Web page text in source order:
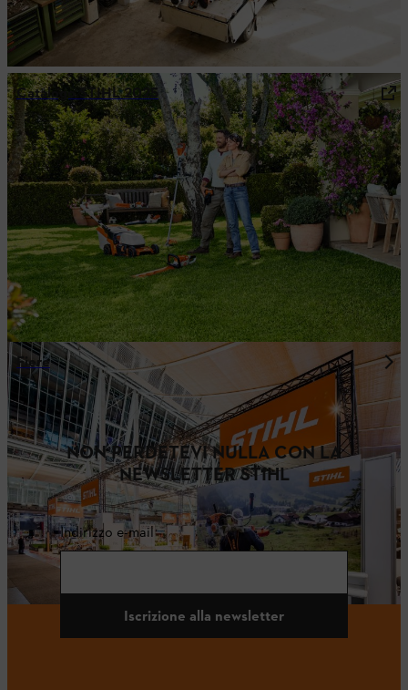
Catalogo STIHL 2025
Fiere
NON PERDETEVI NULLA CON LA
NEWSLETTER STIHL
Indirizzo e-mail
Iscrizione alla newsletter